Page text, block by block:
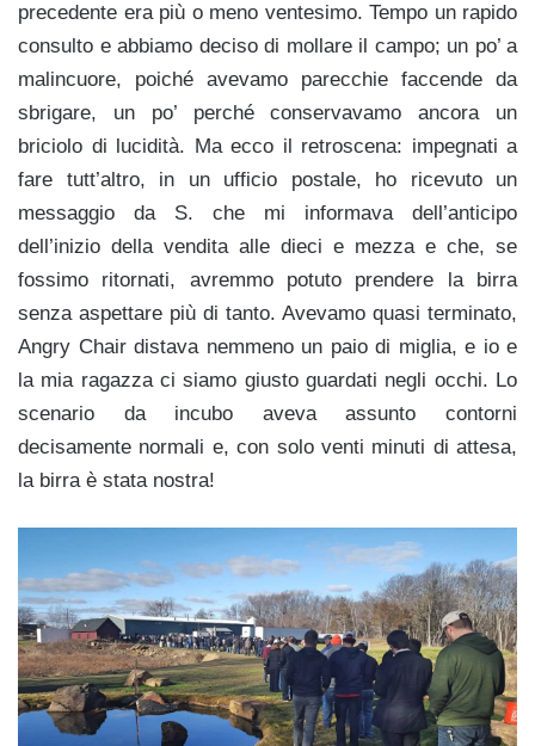
precedente era più o meno ventesimo. Tempo un rapido
consulto e abbiamo deciso di mollare il campo; un po’ a
malincuore, poiché avevamo parecchie faccende da
sbrigare, un po’ perché conservavamo ancora un
briciolo di lucidità. Ma ecco il retroscena: impegnati a
fare tutt’altro, in un ufficio postale, ho ricevuto un
messaggio da S. che mi informava dell’anticipo
dell’inizio della vendita alle dieci e mezza e che, se
fossimo ritornati, avremmo potuto prendere la birra
senza aspettare più di tanto. Avevamo quasi terminato,
Angry Chair distava nemmeno un paio di miglia, e io e
la mia ragazza ci siamo giusto guardati negli occhi. Lo
scenario da incubo aveva assunto contorni
decisamente normali e, con solo venti minuti di attesa,
la birra è stata nostra!